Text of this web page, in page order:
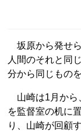
坂原から発せ
人間のそれと同
分から同じもの
山崎は1月から
を監督室の机に
り、山崎が回顧す